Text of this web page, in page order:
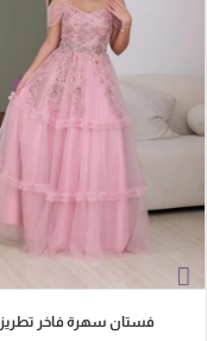
فستان سهرة فاخر تطريز